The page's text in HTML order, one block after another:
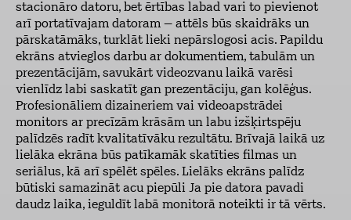
stacionāro datoru, bet ērtības labad vari to pievienot
arī portatīvajam datoram – attēls būs skaidrāks un
pārskatāmāks, turklāt lieki nepārslogosi acis. Papildu
ekrāns atvieglos darbu ar dokumentiem, tabulām un
prezentācijām, savukārt videozvanu laikā varēsi
vienlīdz labi saskatīt gan prezentāciju, gan kolēģus.
Profesionāliem dizaineriem vai videoapstrādei
monitors ar precīzām krāsām un labu izšķirtspēju
palīdzēs radīt kvalitatīvāku rezultātu. Brīvajā laikā uz
lielāka ekrāna būs patīkamāk skatīties filmas un
seriālus, kā arī spēlēt spēles. Lielāks ekrāns palīdz
būtiski samazināt acu piepūli Ja pie datora pavadi
daudz laika, ieguldīt labā monitorā noteikti ir tā vērts.